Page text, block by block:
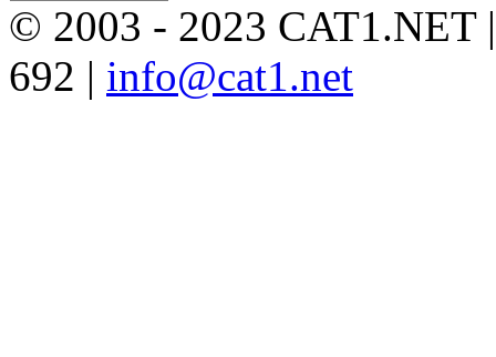
© 2003 - 2023 CAT1.NET
692 | info@cat1.net